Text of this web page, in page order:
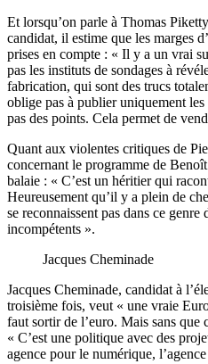
Et lorsqu’on parle à Thomas
candidat, il estime que les marges
prises en compte : « Il y a un vrai
pas les instituts de sondages à
fabrication, qui sont des trucs
oblige pas à publier uniquement
pas des points. Cela permet de
Quant aux violentes critiques de
concernant le programme de
balaie : « C’est un héritier qui
Heureusement qu’il y a plein de
se reconnaissent pas dans ce
incompétents ».
Jacques Cheminade
Jacques Cheminade, candidat à
troisième fois, veut « une vraie
faut sortir de l’euro. Mais sans que
« C’est une politique avec des
agence pour le numérique,